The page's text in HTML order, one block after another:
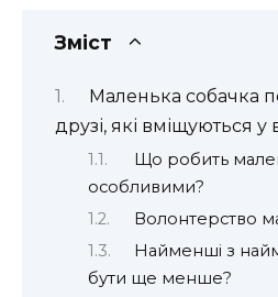
Зміст
Маленька собачка
друзі, які вміщуються у
Що робить
особливими?
Волонтерство
Найменші з
бути ще менше?